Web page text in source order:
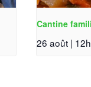
Cantine
26 août |